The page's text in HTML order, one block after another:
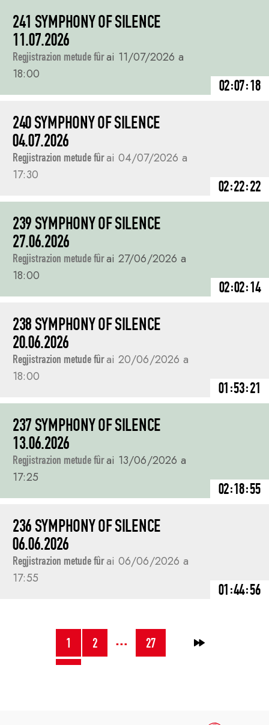
241 SYMPHONY OF SILENCE
11.07.2026
Regjistrazion metude fûrai 11/07/2026 a
18:00
02:07:18
240 SYMPHONY OF SILENCE
04.07.2026
Regjistrazion metude fûrai 04/07/2026 a
17:30
02:22:22
239 SYMPHONY OF SILENCE
27.06.2026
Regjistrazion metude fûrai 27/06/2026 a
18:00
02:02:14
238 SYMPHONY OF SILENCE
20.06.2026
Regjistrazion metude fûrai 20/06/2026 a
18:00
01:53:21
237 SYMPHONY OF SILENCE
13.06.2026
Regjistrazion metude fûrai 13/06/2026 a
17:25
02:18:55
236 SYMPHONY OF SILENCE
06.06.2026
Regjistrazion metude fûrai 06/06/2026 a
17:55
01:44:56
NAVIGAZION
1 2 … 27 →